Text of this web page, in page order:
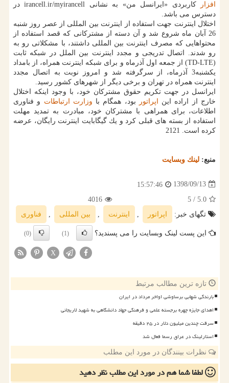
افزار
كاربردی «ایرانسل من» به نشانی irancell.ir/myirancell در
دسترس می باشد.
اختلال اینترنت جهت استفاده از اینترنت بین المللی از عصر روز شنبه
26 آبان ماه شروع شد و آن دسته از مشتركانی كه قصد استفاده از
محتواهایی كه مصرف اینترنت بین المللی داشتند، با مشكلاتی رو به
رو شدند. اتصال تدریجی و مجدد اینترنت بین الملل در شبكه ثابت
(TD-LTE) از جمعه اول آذرماه و برای شبكه اینترنت همراه، از بامداد
یكشنبه3 آذرماه، از سرگرفته شد و امروز نوبت به اتصال مجدد
اینترنت همراه در تهران و برخی دیگر از شهرهای كشور رسید.
ایرانسل در جهت تكریم حقوق مشتركان خود، با وجود اینكه اختلال
خارج از اراده این
اپراتور بود، همگام با وزارت ارتباطات و فناوری
اطلاعات، برای همراهی با مشتركان خود، مبادرت به تمدید مهلت
استفاده از بسته های قبلی كرد و یك گیگابایت اینترنت رایگان، عرضه
كرده است. 2121
منبع: لینك وبسایت
1398/09/13
15:57:46
5.0
/ 5
4016
تگهای خبر:
اپراتور , اینترنت , بین المللی , فناوری
این پست لینک وبسایت را می پسندید؟ (1)
(0)
X
تازه ترین مطالب مرتبط
بارندگی شهابی برساوشی اواخر مرداد در ایران
اهدای جایزه چهره برجسته علمی و فرهنگی جهاد دانشگاهی به شهید لاریجانی
سرقت چندین میلیون دلار در ۲۵ دقیقه
استارلینک در عراق رسما فعال شد
نظرات بینندگان در مورد این مطلب
لطفا شما همدر مورد این مطلبنظر دهید